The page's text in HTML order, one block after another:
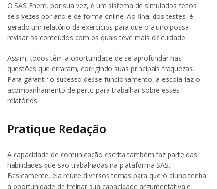
O SAS Enem, por sua vez, é um sistema de simulados feitos
seis vezes por ano e de forma online. Ao final dos testes, é
gerado um relatório de exercícios para que o aluno possa
revisar os conteúdos com os quais teve mais dificuldade.
Assim, todos têm a oportunidade de se aprofundar nas
questões que erraram, corrigindo suas principais fraquezas.
Para garantir o sucesso desse funcionamento, a escola faz o
acompanhamento de perto para trabalhar sobre esses
relatórios.
Pratique Redação
A capacidade de comunicação escrita também faz parte das
habilidades que são trabalhadas na plataforma SAS.
Basicamente, ela reúne diversos temas para que o aluno tenha
a oportunidade de treinar sua capacidade argumentativa e